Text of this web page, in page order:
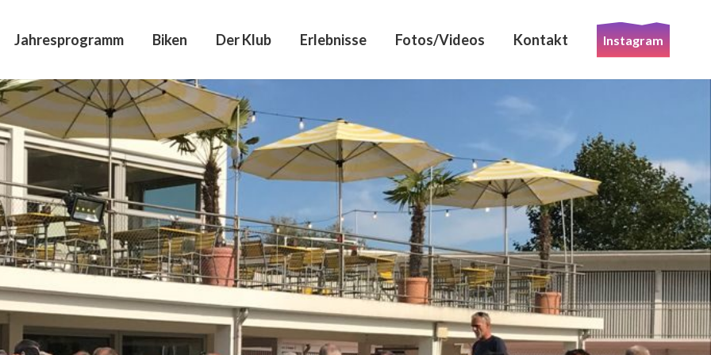
Jahresprogramm Biken Der Klub Erlebnisse Fotos/Videos Kontakt Instagram